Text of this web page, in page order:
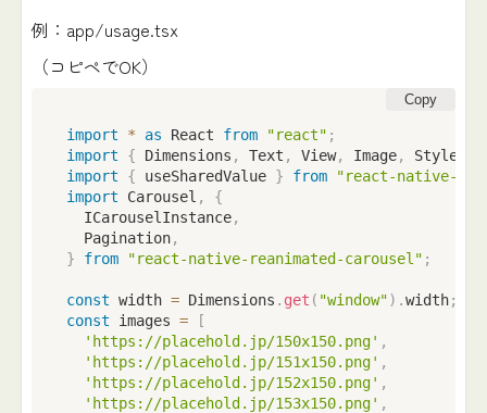
例：app/usage.tsx
（コピペでOK）
Copy
import * as React from "react" ;
import
{ Dimensions , Text , View, Image,
import
{ useSharedValue } from
"react-native-
import Carousel ,
{
  ICarouselInstance
,
  Pagination
,
}
from "react-native-reanimated-carousel" ;
const width = Dimensions . get ( "window") .width;
const images =
[
'https://placehold.jp/150x150.png' ,
'https://placehold.jp/151x150.png' ,
'https://placehold.jp/152x150.png' ,
'https://placehold.jp/153x150.png' ,